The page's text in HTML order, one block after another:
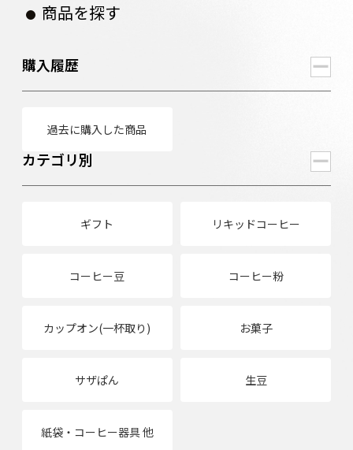
商品を探す
購入履歴
過去に購入した商品
カテゴリ別
ギフト リキッドコーヒー
コーヒー豆 コーヒー粉
カップオン(一杯取り) お菓子
サザぱん 生豆
紙袋・コーヒー器具 他